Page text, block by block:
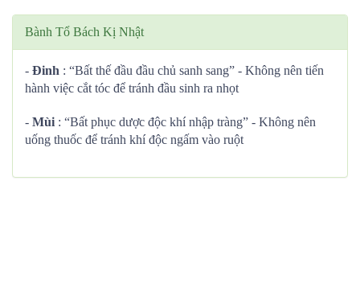
Bành Tổ Bách Kị Nhật
- Đinh : “Bất thế đầu đầu chủ sanh sang” - Không nên tiến
hành việc cắt tóc để tránh đầu sinh ra nhọt
- Mùi : “Bất phục dược độc khí nhập tràng” - Không nên
uống thuốc để tránh khí độc ngấm vào ruột